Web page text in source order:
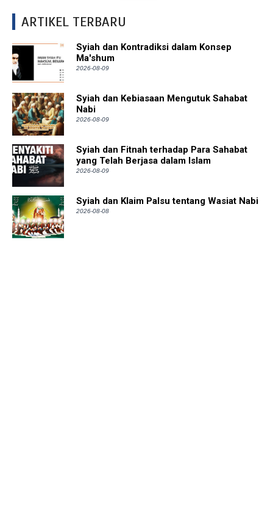
ARTIKEL TERBARU
Syiah dan Kontradiksi dalam Konsep
Ma'shum
2026-08-09
Syiah dan Kebiasaan Mengutuk Sahabat
Nabi
2026-08-09
Syiah dan Fitnah terhadap Para Sahabat
yang Telah Berjasa dalam Islam
2026-08-09
Syiah dan Klaim Palsu tentang Wasiat Nabi
2026-08-08